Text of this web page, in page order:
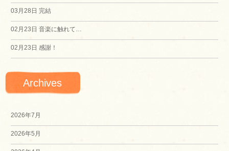
ン
03月28日 完結
02月23日 音楽に触れて…
02月23日 感謝！
Archives
2026年7月
2026年5月